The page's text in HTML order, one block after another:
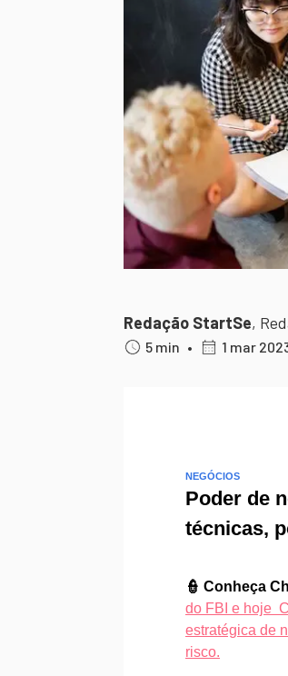
Redação StartSe,
5 min • 1 mar
NEGÓCIOS
Poder de
técnicas,
👮 Conheça
do FBI e hoje
estratégica de
risco.